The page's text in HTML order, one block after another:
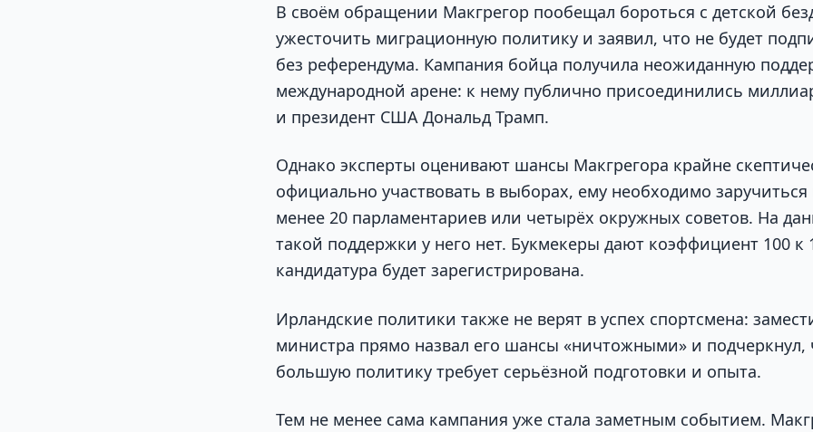
В своём обращении Макгрегор пообещал бороться с детской
ужесточить миграционную политику и заявил, что не будет
без референдума. Кампания бойца получила неожиданную
международной арене: к нему публично присоединились
и президент США Дональд Трамп.
Однако эксперты оценивают шансы Макгрегора крайне
официально участвовать в выборах, ему необходимо
менее 20 парламентариев или четырёх окружных советов. На
такой поддержки у него нет. Букмекеры дают коэффициент 100 к
кандидатура будет зарегистрирована.
Ирландские политики также не верят в успех спортсмена:
министра прямо назвал его шансы «ничтожными» и подчеркнул,
большую политику требует серьёзной подготовки и опыта.
Тем не менее сама кампания уже стала заметным событием.